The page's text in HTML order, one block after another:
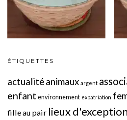
ÉTIQUETTES
actualitéanimaux argent
enfant environnement expatriation
fille au pair lieux d'exception